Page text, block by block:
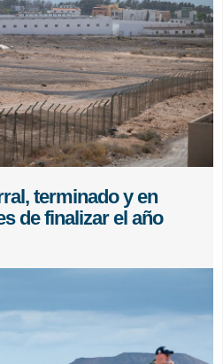
terminado y en
de finalizar el año